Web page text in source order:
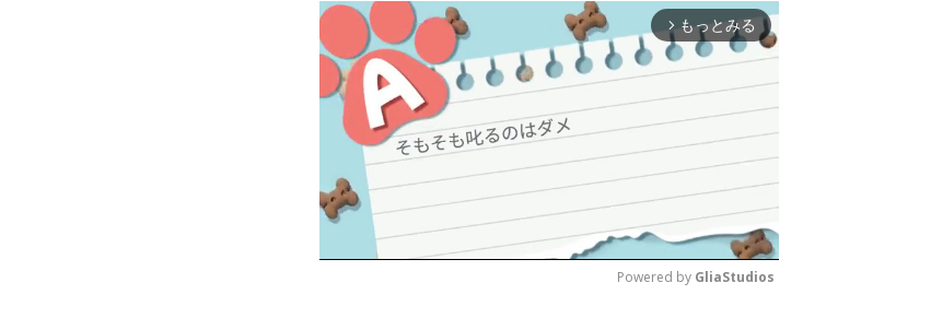
『トリマーのためのベーシック・テクニック』緑書房
『明るい老犬生活―今日からできる頑張りすぎ
ない12のこと』文一総合出版
arrow_forward_ios もっとみる
Powered by GliaStudios